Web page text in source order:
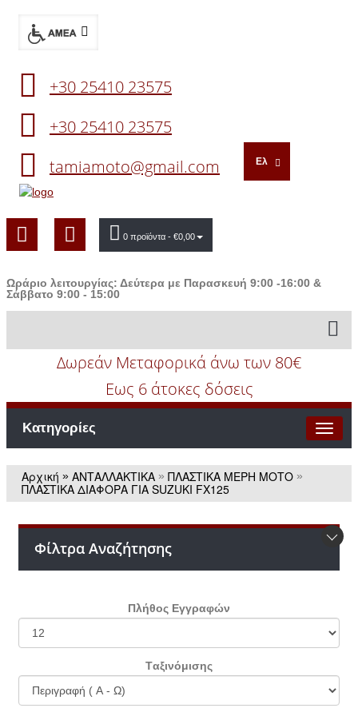
+30 25410 23575
+30 25410 23575
tamiamoto@gmail.com
Ελ
0 προϊόντα - €0,00
Ωράριο λειτουργίας: Δεύτερα με Παρασκευή 9:00 -16:00 &
Σάββατο 9:00 - 15:00
Δωρεάν Μεταφορικά άνω των 80€
Εως 6 άτοκες δόσεις
Κατηγορίες
Αρχική » ΑΝΤΑΛΛΑΚΤΙΚΑ » ΠΛΑΣΤΙΚΑ ΜΕΡΗ ΜΟΤΟ »
ΠΛΑΣΤΙΚΑ ΔΙΑΦΟΡΑ ΓΙΑ SUZUKI FX125
Φίλτρα Αναζήτησης
Πλήθος Εγγραφών
Tαξινόμισης